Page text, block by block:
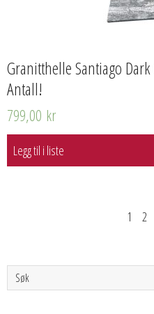
Granitthelle Santiago
Antall!
799,00 kr
Legg til i liste
1 2